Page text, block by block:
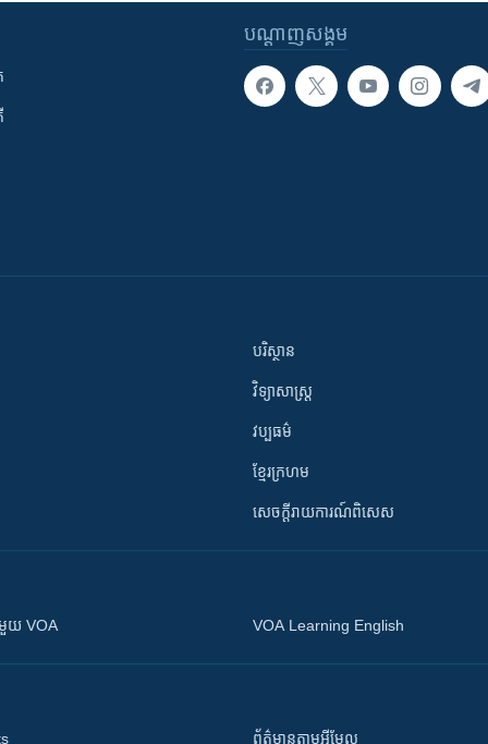
បណ្តាញ​សង្គម
បរិស្ថាន
វិទ្យាសាស្រ្ត
វប្បធម៌
ខ្មែរក្រហម
សេចក្តីរាយការណ៍ពិសេស
មួយ VOA VOA Learning English
ព័ត៌មាន​តាម​អ៊ីមែល